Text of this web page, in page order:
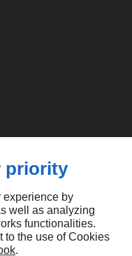
priority
experience by
well as analyzing
functionalities.
to the use of Cookies
.